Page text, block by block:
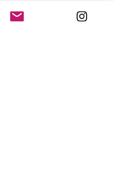
täysimääräisenä